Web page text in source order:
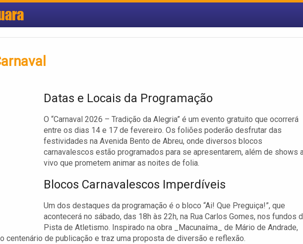
Datas e Locais da Programação
O “Carnaval 2026 – Tradição da Alegria” é um evento gratuito que ocorrerá
entre os dias 14 e 17 de fevereiro. Os foliões poderão desfrutar das
festividades na Avenida Bento de Abreu, onde diversos blocos
carnavalescos estão programados para se apresentarem, além de shows
vivo que prometem animar as noites de folia.
Blocos Carnavalescos Imperdíveis
Um dos destaques da programação é o bloco “Ai! Que Preguiça!”, que
acontecerá no sábado, das 18h às 22h, na Rua Carlos Gomes, nos fundos
Pista de Atletismo. Inspirado na obra _Macunaíma_ de Mário de Andrade,
centenário de publicação e traz uma proposta de diversão e reflexão.